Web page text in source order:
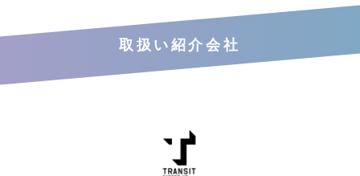
取扱い紹介会社